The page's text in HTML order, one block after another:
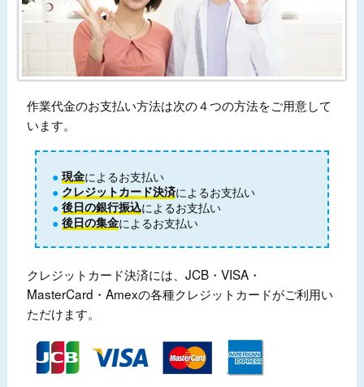
作業代金のお支払い方法は次の４つの方法をご用意して
います。
現金によるお支払い
クレジットカード決済によるお支払い
後日の銀行振込によるお支払い
後日の集金によるお支払い
クレジットカード決済には、JCB・VISA・
MasterCard・Amexの各種クレジットカードがご利用い
ただけます。